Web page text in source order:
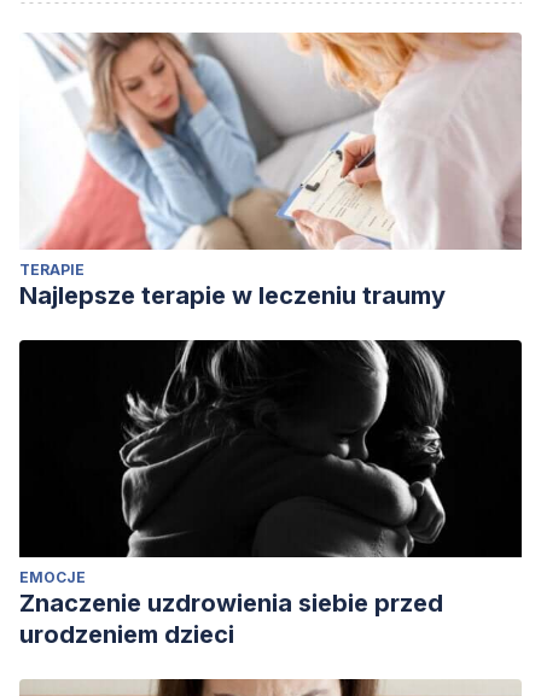
Alderson-Day, B., y Fernyhough, C. (2015). Discurso interno:
desarrollo, funciones cognitivas, fenomenología y
neurobiología. Boletín psicológico , 141(5), 931-965.
Disponible en: https://doi.org/10.1037/bul0000021
Kross, E., Bruehlman, E., Park, J., et al. (2014). Self-talk as a
regulatory mechanism: how you do it matters.
Journal of
personality and social psychology, 106(2), 304-324.
Disponible en: https://pubmed.ncbi.nlm.nih.gov/24467424/
Kross, E., Vickers, B. D., Orvell, A., et al. (2017). Third‐
person self‐talk reduces Ebola worry and risk perception
by enhancing rational thinking.Applied Psychology: Health
,9(3), 387-409. Disponible en:
https://pubmed.ncbi.nlm.nih.gov/29171194/
Morin, A. (2018).The self-reflective functions of inner
speech: thirteen years later. I
n P. Langland & A. Vicente
Inner Speech: New Voices (pp. 276-298).Oxford
University Press. Disponible en:
https://www.researchgate.net/publication/
reflective_functions_of_inner_speech_Thirteen_years_later
shifts: A relatively effortless route to emotion regulation?
TERAPIE
Najlepsze terapie w leczeniu traumy
EMOCJE
Znaczenie uzdrowienia siebie przed
urodzeniem dzieci